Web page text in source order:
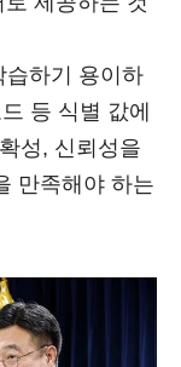
습하기 용이하
등 식별 값에
성, 신뢰성을
만족해야 하는